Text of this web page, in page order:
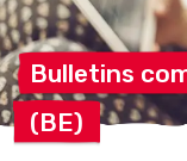
Bulletins
(BE)